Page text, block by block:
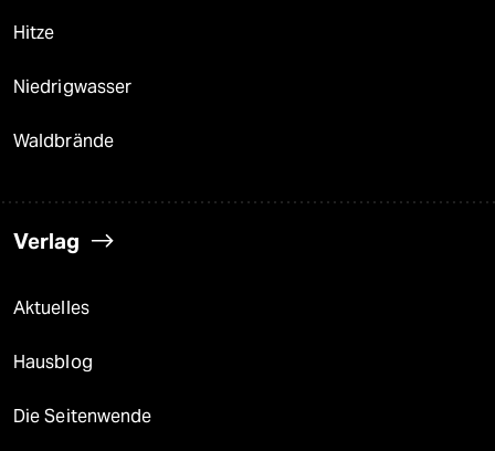
Hitze
Niedrigwasser
Waldbrände
Verlag
Aktuelles
Hausblog
Die Seitenwende